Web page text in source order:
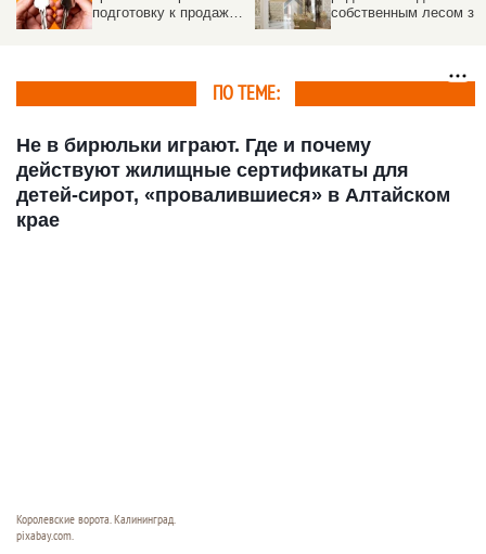
подготовку к продаже
собственным лесом за
ПО ТЕМЕ:
Не в бирюльки играют. Где и почему
действуют жилищные сертификаты для
детей-сирот, «провалившиеся» в Алтайском
крае
Королевские ворота. Калининград.
pixabay.com.